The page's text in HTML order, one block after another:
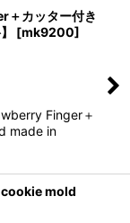
カッター付き
[mk9200]
Finger＋
made in
mold